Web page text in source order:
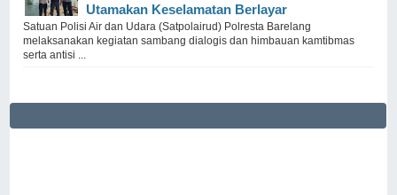
Utamakan Keselamatan Berlayar
Satuan Polisi Air dan Udara (Satpolairud) Polresta Barelang
melaksanakan kegiatan sambang dialogis dan himbauan kamtibmas
serta antisi ...